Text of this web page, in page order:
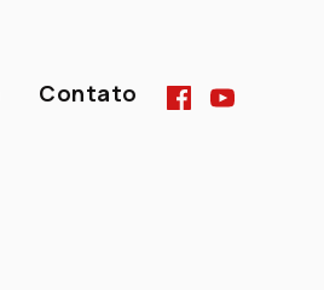
Contato